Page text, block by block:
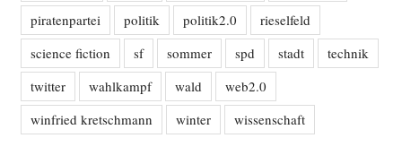
piratenpartei
politik politik2.0
rieselfeld
science fiction
sf sommer spd stadt
technik
twitter
wahlkampf wald
web2.0
winfried kretschmann
winter wissenschaft